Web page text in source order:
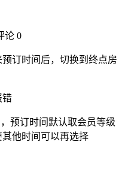
论 0
订时间后，切换到终点房
错
预订时间默认取会员等级
他时间可以再选择